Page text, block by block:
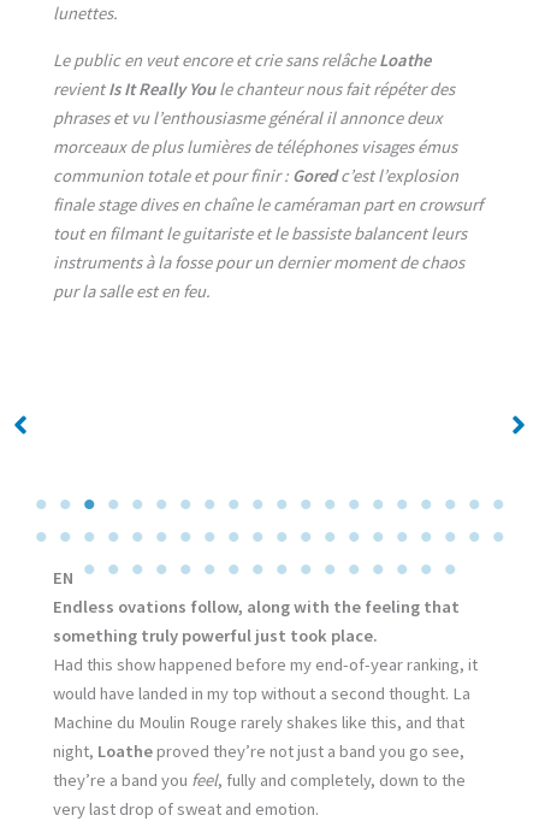
lunettes.
Le public en veut encore et crie sans relâcheLoathe
revientIs It Really Youle chanteur nous fait répéter des
phrases et vu l’enthousiasme général il annonce deux
morceaux de plus lumières de téléphones visages émus
communion totale et pour finir : Goredc’est l’explosion
finale stage dives en chaîne le caméraman part en crowsurf
tout en filmant le guitariste et le bassiste balancent leurs
instruments à la fosse pour un dernier moment de chaos
pur la salle est en feu.
EN
Endless ovations follow, along with the feeling that
something truly powerful just took place.
Had this show happened before my end-of-year ranking, it
would have landed in my top without a second thought. La
Machine du Moulin Rouge rarely shakes like this, and that
night, Loatheproved they’re not just a band you go see,
they’re a band you feel, fully and completely, down to the
very last drop of sweat and emotion.